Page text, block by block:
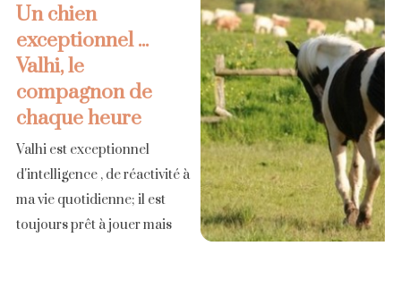
Un chien
exceptionnel ...
Valhi, le
compagnon de
chaque heure
Valhi est exceptionnel
d'intelligence , de réactivité à
ma vie quotidienne; il est
toujours prêt à jouer mais